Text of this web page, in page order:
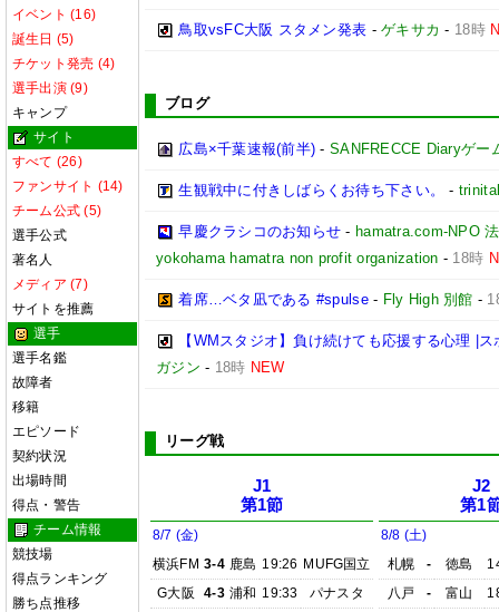
イベント (16)
誕生日 (5)
チケット発売 (4)
選手出演 (9)
キャンプ
サイト
すべて (26)
ファンサイト (14)
チーム公式 (5)
選手公式
著名人
メディア (7)
サイトを推薦
選手
選手名鑑
故障者
移籍
エピソード
契約状況
出場時間
得点・警告
チーム情報
競技場
得点ランキング
勝ち点推移
鳥取vsFC大阪 スタメン発表 -ゲキサカ - 18時
ブログ
広島×千葉速報(前半) -SANFRECCE Diaryゲー
生観戦中に付きしばらくお待ち下さい。 -
早慶クラシコのお知らせ - hamatra.com-NPO
yokohama hamatra non profit organization - 18時
着席…ベタ凪である #spulse- Fly High 別館 -
【WMスタジオ】負け続けても応援する心理 |
ガジン - 18時 NEW
リーグ戦
J1
第1節
8/7 (金)
横浜FM 3-4 鹿島 19:26 MUFG国立
G大阪
4-3 浦和 19:33
パナスタ
J2
第1
8/8 (土)
札幌
- 徳島
八戸
- 富山